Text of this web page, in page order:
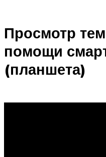
Просмотр
помощи
(планшета)